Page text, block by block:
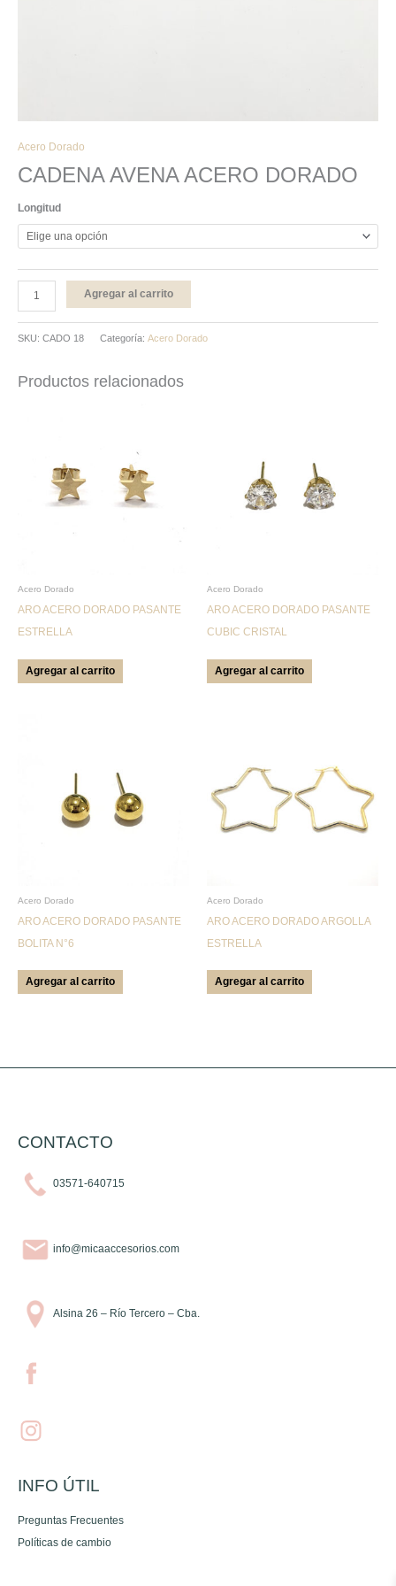
Acero Dorado
CADENA AVENA ACERO DORADO
Longitud
Agregar al carrito
SKU: CADO 18 Categoría: Acero Dorado
Productos relacionados
Acero Dorado
ARO ACERO DORADO PASANTE
ESTRELLA
Agregar al carrito
Acero Dorado
ARO ACERO DORADO PASANTE
CUBIC CRISTAL
Agregar al carrito
Acero Dorado
ARO ACERO DORADO PASANTE
BOLITA N°6
Agregar al carrito
Acero Dorado
ARO ACERO DORADO ARGOLLA
ESTRELLA
Agregar al carrito
CONTACTO
03571-640715
info@micaaccesorios.com
Alsina 26 – Río Tercero – Cba.
INFO ÚTIL
Preguntas Frecuentes
Políticas de cambio